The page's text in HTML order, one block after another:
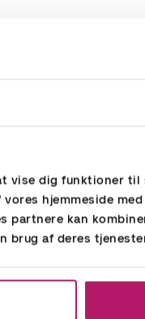
vise dig funktioner til
hjemmeside
partnere kan
brug af deres
pc eller app